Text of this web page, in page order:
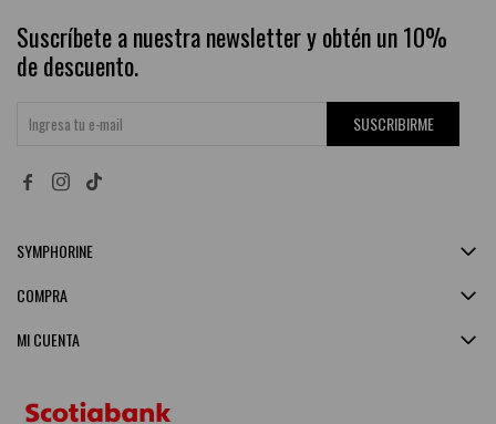
Suscríbete a nuestra newsletter y obtén un 10%
de descuento.
SUSCRIBIRME
 
SYMPHORINE
MI CUENTA
COMPRA